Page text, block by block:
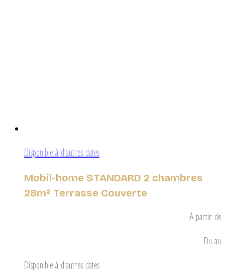
Disponible à d’autres dates
Mobil-home STANDARD 2 chambres
28m² Terrasse Couverte
À partir de
Du au
Disponible à d’autres dates